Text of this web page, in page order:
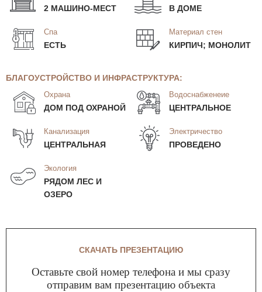
2 МАШИНО-МЕСТ В ДОМЕ
Спа
ЕСТЬ
Материал стен
КИРПИЧ; МОНОЛИТ
БЛАГОУСТРОЙСТВО И ИНФРАСТРУКТУРА:
Охрана
ДОМ ПОД ОХРАНОЙ
Водоснабженеие
ЦЕНТРАЛЬНОЕ
Канализация
ЦЕНТРАЛЬНАЯ
Электричество
ПРОВЕДЕНО
Экология
РЯДОМ ЛЕС И
ОЗЕРО
СКАЧАТЬ ПРЕЗЕНТАЦИЮ
Оставьте свой номер телефона и мы сразу
отправим вам презентацию объекта